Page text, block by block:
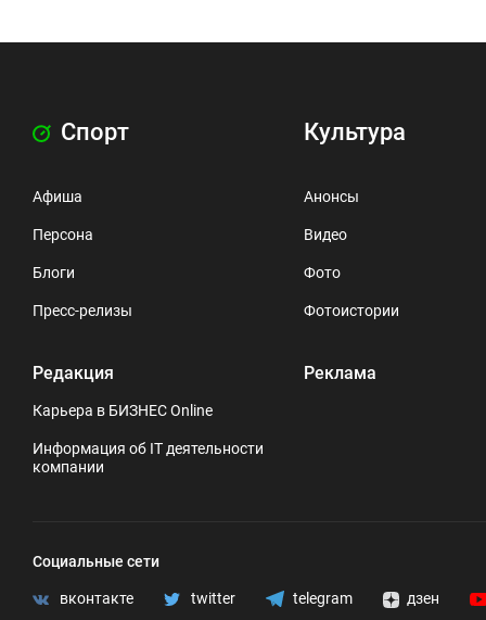
Спорт
Афиша
Персона
Блоги
Пресс-релизы
Редакция
Карьера в БИЗНЕС Online
Информация об IT деятельности
компании
Культура
Анонсы
Видео
Фото
Фотоистории
Реклама
Социальные сети
вконтакте twitter telegram дзен